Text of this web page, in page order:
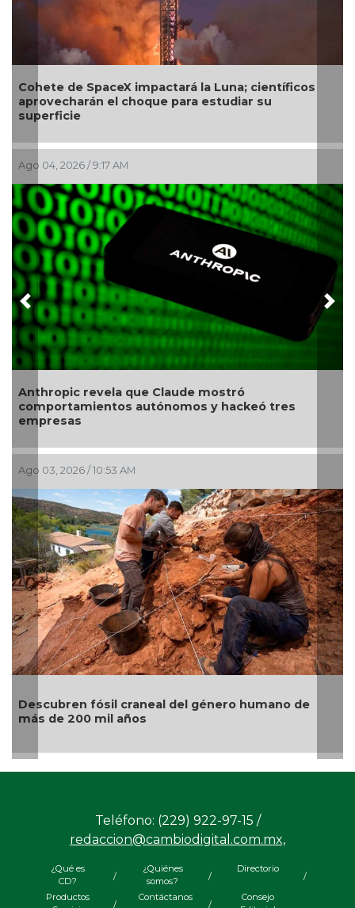
de SpaceX impactará la Luna; científicos
el choque para estudiar su
2026 / 9:17 AM
revela que Claude mostró
autónomos y hackeó tres
2026 / 10:53 AM
fósil craneal del género humano de
200 mil años
Gatos
Previous
Teléfono: (229) 922-97-15 /
redaccion@cambiodigital.com.mx,
¿Qué es
CD?
/
¿Quiénes
somos?
/
Directorio
/
Productos
/
Contáctanos
/
Consejo